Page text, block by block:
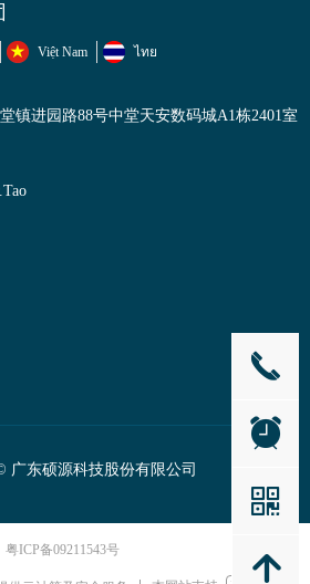
Việt Nam ไทย
镇进园路88号中堂天安数码城A1栋2401室
广东硕源科技股份有限公司
粤ICP备09211543号
끅
뀥
낃
녕